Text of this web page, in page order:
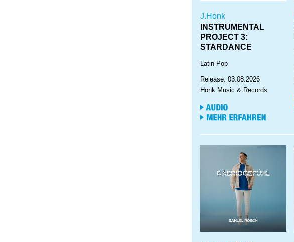
J.Honk
INSTRUMENTAL
PROJECT 3:
STARDANCE
Latin Pop
Release: 03.08.2026
Honk Music & Records